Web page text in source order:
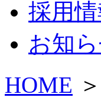
採用情
お知
HOME